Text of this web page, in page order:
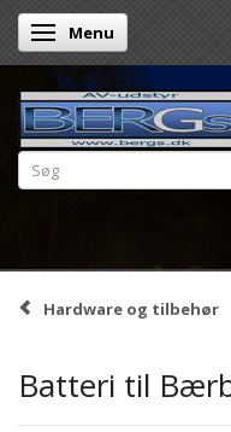
Skifte navigation
Menu
Hardware og tilbehør
Batteri til